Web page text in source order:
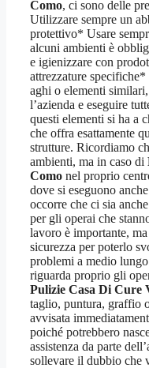
Como, ci sono delle
Utilizzare sempre un
protettivo* Usare
alcuni ambienti è
e igienizzare con
attrezzature
aghi o elementi
l’azienda e eseguire
questi elementi si ha a
che offra esattamente
strutture. Ricordiamo
ambienti, ma in caso di
Como nel proprio
dove si eseguono
occorre che ci sia
per gli operai che
lavoro è importante,
sicurezza per poterlo
problemi a medio
riguarda proprio gli
Pulizie Casa Di Cure
taglio, puntura, graffio
avvisata
poiché potrebbero
assistenza da parte
sollevare il dubbio che